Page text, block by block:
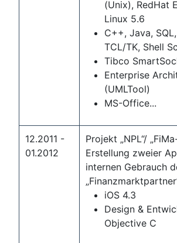
(Unix), RedHat
Linux 5.6
C++, Java,
TCL/TK, Shell
Tibco
Enterprise
(UMLTool)
MS-Office...
12.2011 -
01.2012
Projekt „NPL“/
Erstellung zweier
internen Gebrauch
iOS 4.3
Design &
Objective C